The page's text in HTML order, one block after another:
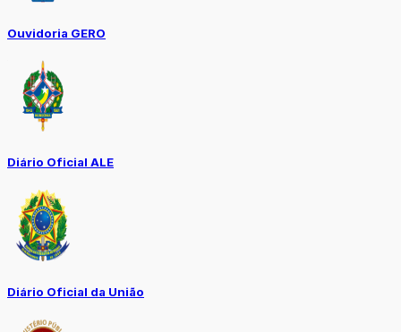
Ouvidoria GERO
Diário Oficial ALE
Diário Oficial da União